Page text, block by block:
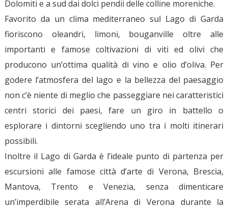
Dolomiti e a sud dai dolci pendii delle colline moreniche.
Favorito da un clima mediterraneo sul Lago di Garda
fioriscono oleandri, limoni, bouganville oltre alle
importanti e famose coltivazioni di viti ed olivi che
producono un’ottima qualità di vino e olio d’oliva. Per
godere l’atmosfera del lago e la bellezza del paesaggio
non c’è niente di meglio che passeggiare nei caratteristici
centri storici dei paesi, fare un giro in battello o
esplorare i dintorni scegliendo uno tra i molti itinerari
possibili.
Inoltre il Lago di Garda è l’ideale punto di partenza per
escursioni alle famose città d’arte di Verona, Brescia,
Mantova, Trento e Venezia, senza dimenticare
un’imperdibile serata all’Arena di Verona durante la